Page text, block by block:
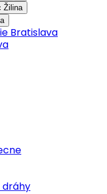
Žilina
Bratislava
dráhy